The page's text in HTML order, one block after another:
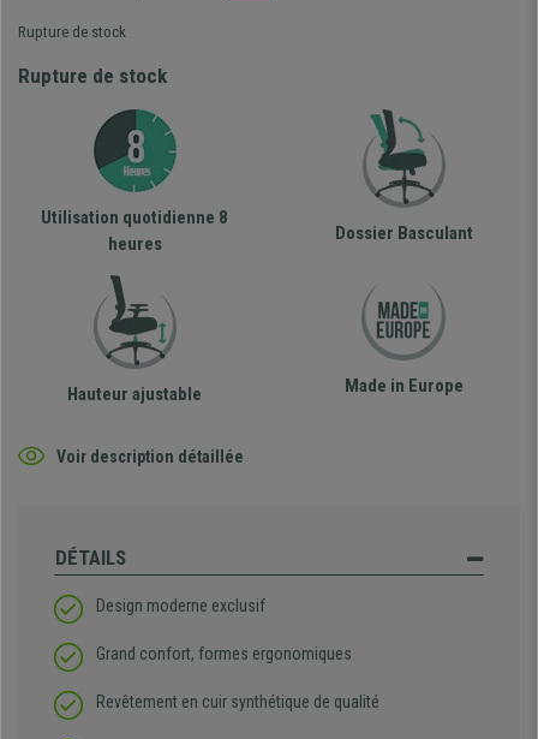
Rupture de stock
Rupture de stock
Utilisation quotidienne 8
heures
Dossier Basculant
Hauteur ajustable Made in Europe
Voir description détaillée
DÉTAILS
Design moderne exclusif
Grand confort, formes ergonomiques
Revêtement en cuir synthétique de qualité